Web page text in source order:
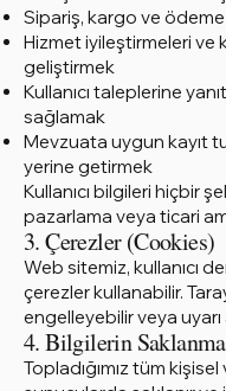
Sipariş, kargo ve
Hizmet iyileştirmeleri ve
geliştirmek
Kullanıcı taleplerine
sağlamak
Mevzuata uygun kayıt
yerine getirmek
Kullanıcı bilgileri hiçbir
pazarlama veya ticari
3. Çerezler (Cookies)
Web sitemiz, kullanıcı
çerezler kullanabilir.
engelleyebilir veya
4. Bilgilerin
Topladığımız tüm